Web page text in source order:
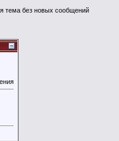
тема без новых сообщений